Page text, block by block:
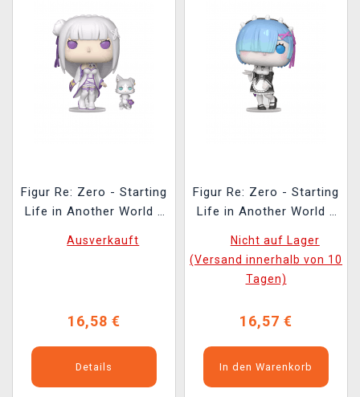
Figur Re: Zero - Starting
Life in Another World -
POP! Animation 2112)
Ausverkauft
16,58 €
Details
Figur Re: Zero - Starting
Life in Another World -
Animation 2113)
Nicht auf Lager
(Versand innerhalb von 10
Tagen)
16,57 €
In den Warenkorb